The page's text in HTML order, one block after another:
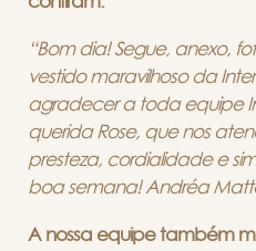
“Bom dia! Segue, anexo,
vestido maravilhoso da
agradecer a toda equipe
querida Rose, que nos
presteza, cordialidade e
boa semana! Andréa
A nossa equipe também